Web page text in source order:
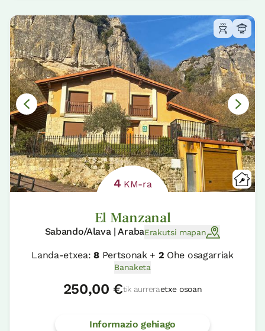
4 KM-ra
El Manzanal
Sabando/Alava | ArabaErakutsi mapan
Landa-etxea:8Pertsonak + 2 Ohe osagarriak
Banaketa
250,00 €tik aurreraetxe osoan
Informazio gehiago